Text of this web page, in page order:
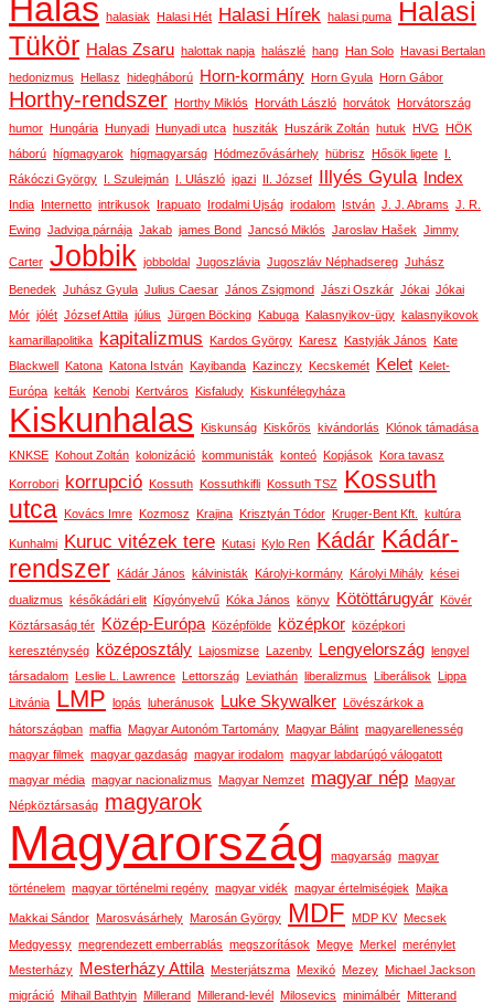
Halas halasiak Halasi Hét Halasi Hírek halasi puma
Halasi
Tükör Halas Zsaru halottak napja halászlé hang Han Solo Havasi Bertalan
hedonizmus Hellasz hidegháború Horn-kormány Horn Gyula Horn Gábor
Horthy-rendszer Horthy Miklós Horváth László horvátok Horvátország
humor Hungária Hunyadi Hunyadi utca husziták Huszárik Zoltán hutuk HVG HÖK
háború hígmagyarok hígmagyarság Hódmezővásárhely hübrisz Hősök ligete I.
Rákóczi György I. Szulejmán I. Ulászló igazi II. József Illyés Gyula Index
India Internetto intrikusok Irapuato Irodalmi Ujság irodalom István J. J. Abrams J. R.
Ewing Jadviga párnája Jakab james Bond Jancsó Miklós Jaroslav Hašek Jimmy
Carter Jobbik jobboldal Jugoszlávia Jugoszláv Néphadsereg Juhász
Benedek Juhász Gyula Julius Caesar János Zsigmond Jászi Oszkár Jókai Jókai
Mór jólét József Attila július Jürgen Böcking Kabuga Kalasnyikov-ügy kalasnyikovok
kamarillapolitika kapitalizmus Kardos György Karesz Kastyják János Kate
Blackwell Katona Katona István Kayibanda Kazinczy Kecskemét Kelet Kelet-
Európa kelták Kenobi Kertváros Kisfaludy Kiskunfélegyháza
Kiskunhalas Kiskunság Kiskőrös kivándorlás Klónok támadása
KNKSE Kohout Zoltán kolonizáció kommunisták konteó Kopjások Kora tavasz
Korrobori korrupció Kossuth Kossuthkifli Kossuth TSZ Kossuth
utca Kovács Imre Kozmosz Krajina Krisztyán Tódor Kruger-Bent Kft. kultúra
Kunhalmi Kuruc vitézek tere Kutasi Kylo Ren Kádár Kádár-
rendszer Kádár János kálvinisták Károlyi-kormány Károlyi Mihály kései
dualizmus későkádári elit Kígyónyelvű Kóka János könyv Kötöttárugyár Kövér
Köztársaság tér
Közép-Európa Középfölde középkor középkori
kereszténység
középosztály Lajosmizse Lazenby Lengyelország lengyel
társadalom Leslie L. Lawrence Lettország Leviathán liberalizmus Liberálisok Lippa
Litvánia LMP lopás luheránusok Luke Skywalker Lövészárkok a
hátországban maffia Magyar Autonóm Tartomány Magyar Bálint magyarellenesség
magyar filmek magyar gazdaság magyar irodalom magyar labdarúgó válogatott
magyar média magyar nacionalizmus Magyar Nemzet magyar nép Magyar
Népköztársaság magyarok
Magyarország magyarság magyar
történelem magyar történelmi regény magyar vidék magyar értelmiségiek Majka
Makkai Sándor Marosvásárhely Marosán György MDF MDP KV Mecsek
Medgyessy megrendezett emberrablás megszorítások Megye Merkel merénylet
Mesterházy
Mesterházy Attila Mesterjátszma Mexikó Mezey Michael Jackson
migráció Mihail Bathtyin Millerand Millerand-levél Milosevics minimálbér Mitterand